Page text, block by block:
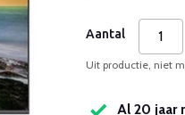
Aantal
Uit productie, niet
Al 20 jaar